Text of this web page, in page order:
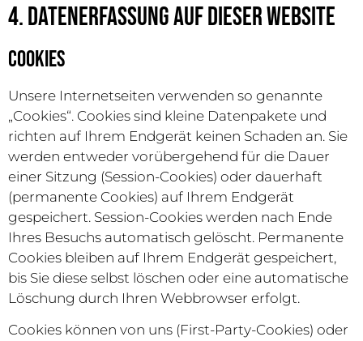
4. Datenerfassung auf dieser Website
Cookies
Unsere Internetseiten verwenden so genannte
„Cookies“. Cookies sind kleine Datenpakete und
richten auf Ihrem Endgerät keinen Schaden an. Sie
werden entweder vorübergehend für die Dauer
einer Sitzung (Session-Cookies) oder dauerhaft
(permanente Cookies) auf Ihrem Endgerät
gespeichert. Session-Cookies werden nach Ende
Ihres Besuchs automatisch gelöscht. Permanente
Cookies bleiben auf Ihrem Endgerät gespeichert,
bis Sie diese selbst löschen oder eine automatische
Löschung durch Ihren Webbrowser erfolgt.
Cookies können von uns (First-Party-Cookies) oder